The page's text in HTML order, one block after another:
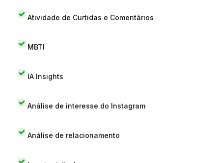
Atividade de Curtidas e Comentários
MBTI
IA Insights
Análise de interesse do Instagram
Análise de relacionamento